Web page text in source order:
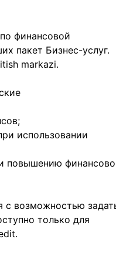
финансовой
пакет Бизнес-услуг.
markazi.
использовании
повышению
возможностью
только для